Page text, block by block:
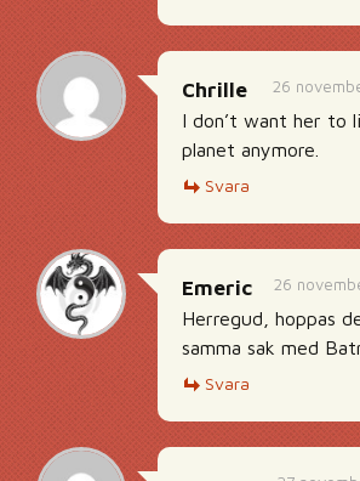
26
Chrille
I don’t want her to
planet anymore.
Svara
26
Emeric
Herregud, hoppas
samma sak med
Svara